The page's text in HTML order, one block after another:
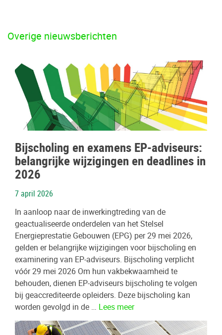
Overige nieuwsberichten
Bijscholing en examens EP-adviseurs:
belangrijke wijzigingen en deadlines in
2026
7 april 2026
In aanloop naar de inwerkingtreding van de
geactualiseerde onderdelen van het Stelsel
Energieprestatie Gebouwen (EPG) per 29 mei 2026,
gelden er belangrijke wijzigingen voor bijscholing en
examinering van EP-adviseurs. Bijscholing verplicht
vóór 29 mei 2026 Om hun vakbekwaamheid te
behouden, dienen EP-adviseurs bijscholing te volgen
bij geaccrediteerde opleiders. Deze bijscholing kan
worden gevolgd in de … Lees meer